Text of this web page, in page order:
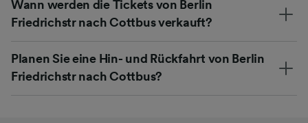
Wann werden die Tickets von Berlin
Friedrichstr nach Cottbus verkauft?
Planen Sie eine Hin- und Rückfahrt von Berlin
Friedrichstr nach Cottbus?